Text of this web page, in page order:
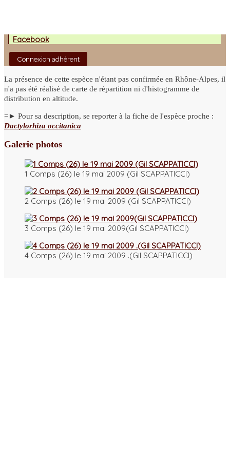
Facebook
Connexion adhérent
La présence de cette espèce n'étant pas confirmée en Rhône-Alpes, il
n'a pas été réalisé de carte de répartition ni d'histogramme de
distribution en altitude.
=► Pour sa description, se reporter à la fiche de l'espèce proche :
Dactylorhiza occitanica
Galerie photos
1 Comps (26) le 19 mai 2009 (Gil SCAPPATICCI)
2 Comps (26) le 19 mai 2009 (Gil SCAPPATICCI)
3 Comps (26) le 19 mai 2009(Gil SCAPPATICCI)
4 Comps (26) le 19 mai 2009 .(Gil SCAPPATICCI)